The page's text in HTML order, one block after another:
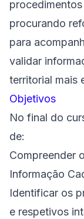
procurando
para
validar
territorial mais
Objetivos
No final do
de:
Compreender
Informação
Identificar os
e respetivos